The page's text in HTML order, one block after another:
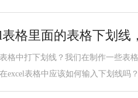
表格里面的表格下划线
格中打下划线？我们在制作一些表
excel表格中应该如何输入下划线吗？